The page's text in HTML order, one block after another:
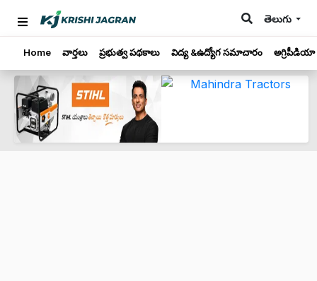
తెలుగు
Home వార్తలు ప్రభుత్వ పథకాలు విద్య &ఉద్యోగ సమాచారం అగ్రిపీడియా